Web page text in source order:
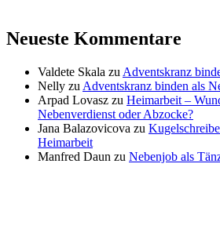
Neueste Kommentare
Valdete Skala zu Adventskranz
Nelly zu Adventskranz binden als
Arpad Lovasz zu Heimarbeit –
Nebenverdienst oder Abzocke?
Jana Balazovicova zu
Heimarbeit
Manfred Daun zu Nebenjob als